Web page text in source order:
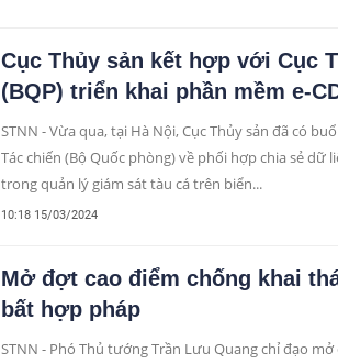
Cục Thủy sản kết hợp với Cục
(BQP) triển khai phần mềm e-
STNN - Vừa qua, tại Hà Nội, Cục Thủy sản đã có
Tác chiến (Bộ Quốc phòng) về phối hợp chia sẻ dữ
trong quản lý giám sát tàu cá trên biển...
10:18 15/03/2024
Mở đợt cao điểm chống khai
bất hợp pháp
STNN - Phó Thủ tướng Trần Lưu Quang chỉ đạo